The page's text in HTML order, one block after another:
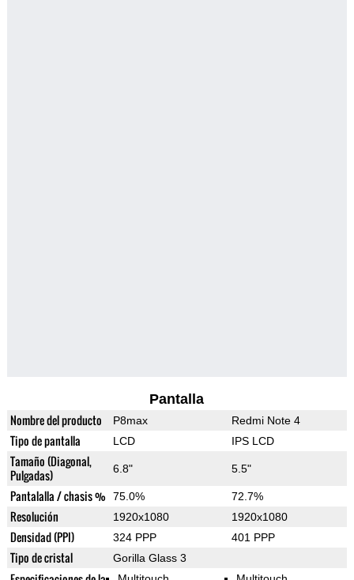
Pantalla
Nombre del producto P8max Redmi Note 4
Tipo de pantalla LCD IPS LCD
Tamaño (Diagonal,
Pulgadas)
6.8" 5.5"
Pantalalla / chasis % 75.0% 72.7%
Resolución 1920x1080 1920x1080
Densidad (PPI) 324 PPP 401 PPP
Tipo de cristal Gorilla Glass 3